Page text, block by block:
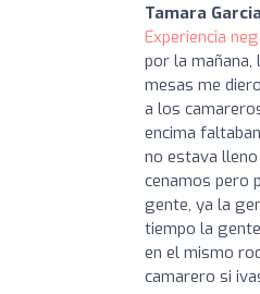
Tamara Garcia
Experiencia
por la mañana,
mesas me
a los
encima
no estava
cenamos pero
gente, ya la
tiempo la
en el mismo
camarero si